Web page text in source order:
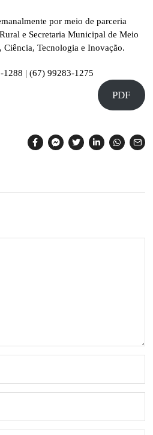
por meio de parceria
e Secretaria Municipal de Meio
Tecnologia e Inovação.
1288 | (67) 99283-1275
PDF